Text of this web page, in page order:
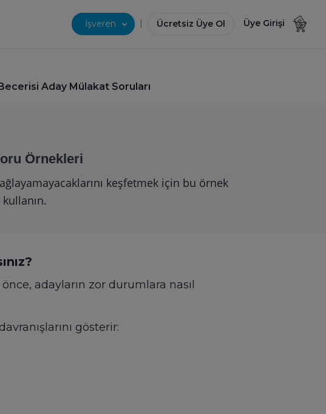
İşveren | Ücretsiz Üye Ol Üye Girişi
Aday Mülakat Soruları
Örnekleri
keşfetmek için bu örnek
adayların zor durumlara nasıl
gösterir: